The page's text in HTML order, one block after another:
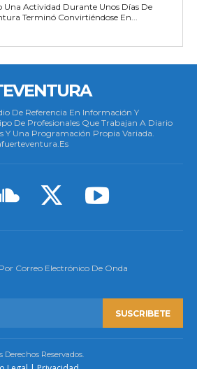
Una Actividad Durante Unos Días De
Terminó Convirtiéndose En...
De Referencia En Información Y
De Profesionales Que Trabajan A Diario
Y Una Programación Propia Variada.
Correo Electrónico De Onda
SUSCRIBETE
Derechos Reservados.